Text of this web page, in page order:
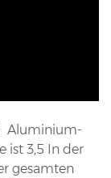
Aluminium-
ist 3,5 In der
gesamten